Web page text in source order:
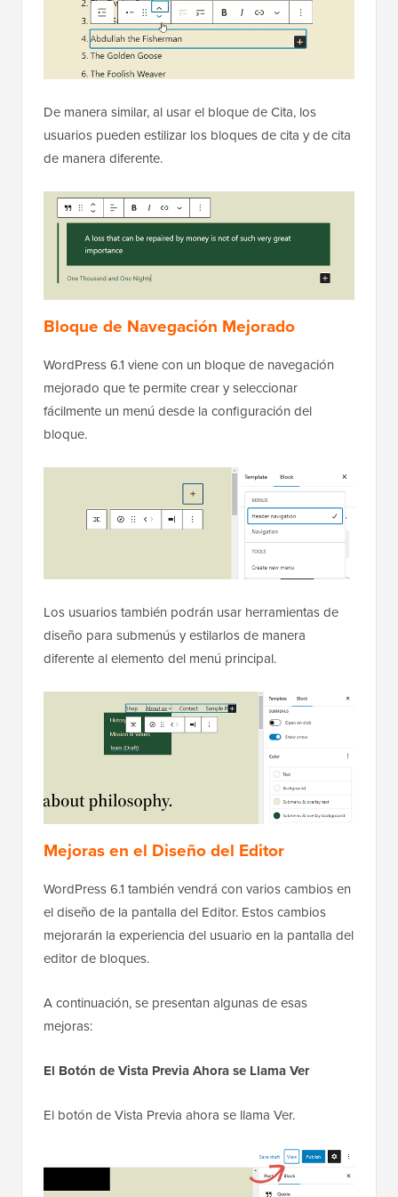
De manera similar, al usar el bloque de Cita, los
usuarios pueden estilizar los bloques de cita y de cita
de manera diferente.
Bloque de Navegación Mejorado
WordPress 6.1 viene con un bloque de navegación
mejorado que te permite crear y seleccionar
fácilmente un menú desde la configuración del
bloque.
Los usuarios también podrán usar herramientas de
diseño para submenús y estilarlos de manera
diferente al elemento del menú principal.
Mejoras en el Diseño del Editor
WordPress 6.1 también vendrá con varios cambios en
el diseño de la pantalla del Editor. Estos cambios
mejorarán la experiencia del usuario en la pantalla del
editor de bloques.
A continuación, se presentan algunas de esas
mejoras:
El Botón de Vista Previa Ahora se Llama Ver
El botón de Vista Previa ahora se llama Ver.